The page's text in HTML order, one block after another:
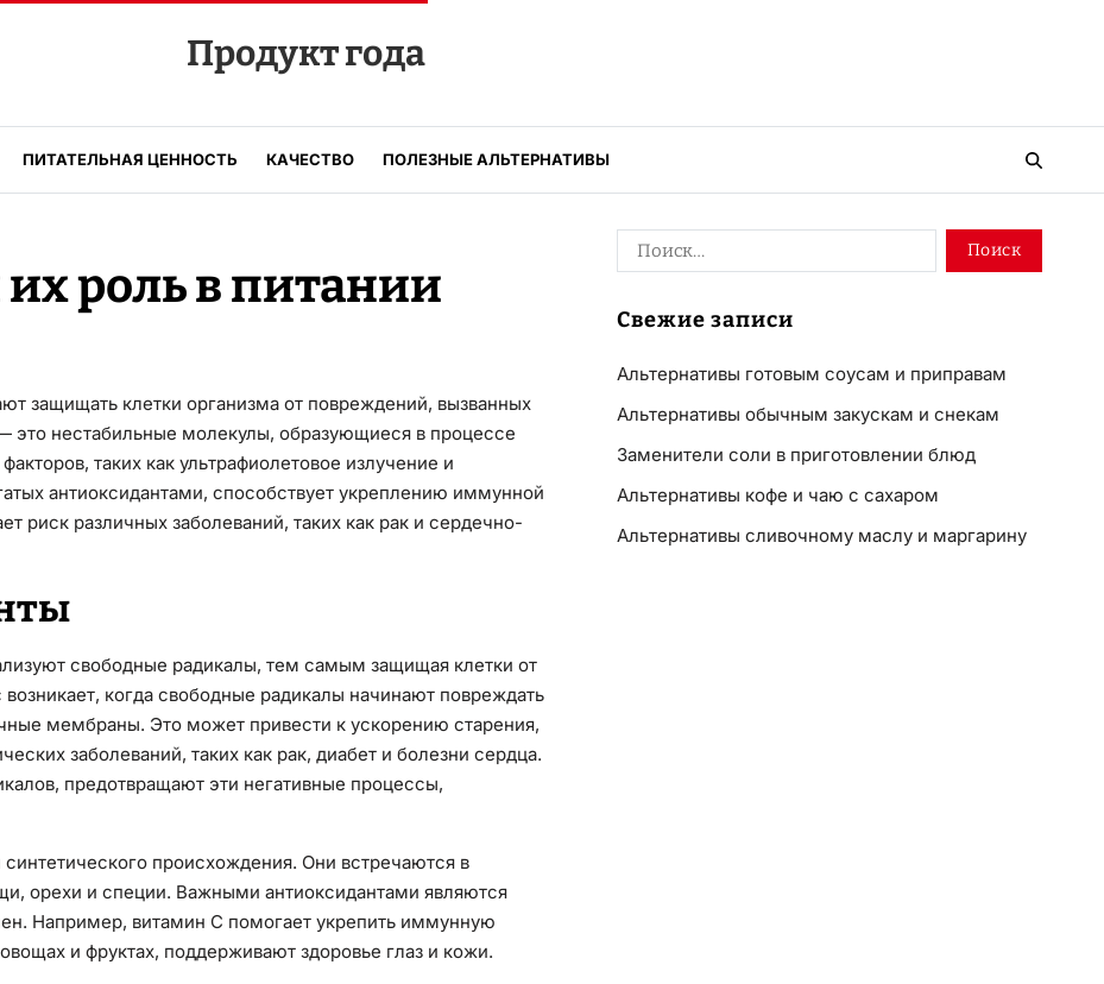
Продукт года
ПИТАТЕЛЬНАЯ ЦЕННОСТЬ КАЧЕСТВО ПОЛЕЗНЫЕ АЛЬТЕРНАТИВЫ
роль в питании
защищать клетки организма от повреждений, вызванных
нестабильные молекулы, образующиеся в процессе
таких как ультрафиолетовое излучение и
антиоксидантами, способствует укреплению иммунной
риск различных заболеваний, таких как рак и сердечно-
свободные радикалы, тем самым защищая клетки от
когда свободные радикалы начинают повреждать
мембраны. Это может привести к ускорению старения,
заболеваний, таких как рак, диабет и болезни сердца.
предотвращают эти негативные процессы,
происхождения. Они встречаются в
орехи и специи. Важными антиоксидантами являются
Например, витамин C помогает укрепить иммунную
и фруктах, поддерживают здоровье глаз и кожи.
Свежие записи
Альтернативы готовым соусам и приправам
Альтернативы обычным закускам и снекам
Заменители соли в приготовлении блюд
Альтернативы кофе и чаю с сахаром
Альтернативы сливочному маслу и маргарину